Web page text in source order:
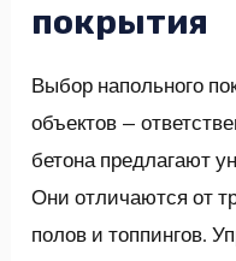
покрытия
Выбор напольного
объектов —
бетона предлагают
Они отличаются от
полов и топпингов.